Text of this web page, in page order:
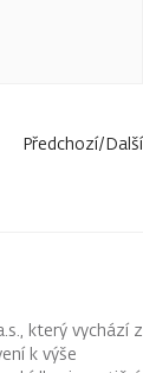
Předchozí/Další
který vychází z
k výše